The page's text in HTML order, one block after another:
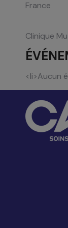
France
Clinique
<li>Aucun